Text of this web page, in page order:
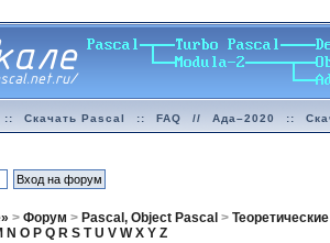
:: Скачать Pascal :: FAQ // Ада–2020 ::
> Форум > Pascal, Object Pascal >
N O P Q R S T U V W X Y Z